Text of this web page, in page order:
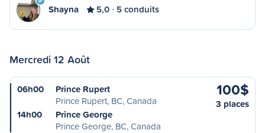
Shayna 5,0 5 conduits
Mercredi 12 Août
06h00
Prince Rupert
Prince Rupert, BC, Canada
14h00
Prince George
Prince George, BC, Canada
100$
3 places